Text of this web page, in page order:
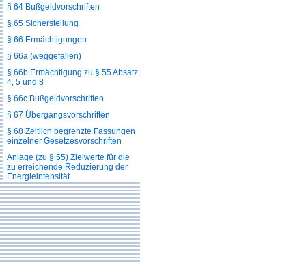
§ 64 Bußgeldvorschriften
§ 65 Sicherstellung
§ 66 Ermächtigungen
§ 66a (weggefallen)
§ 66b Ermächtigung zu § 55 Absatz
4, 5 und 8
§ 66c Bußgeldvorschriften
§ 67 Übergangsvorschriften
§ 68 Zeitlich begrenzte Fassungen
einzelner Gesetzesvorschriften
Anlage (zu § 55) Zielwerte für die
zu erreichende Reduzierung der
Energieintensität